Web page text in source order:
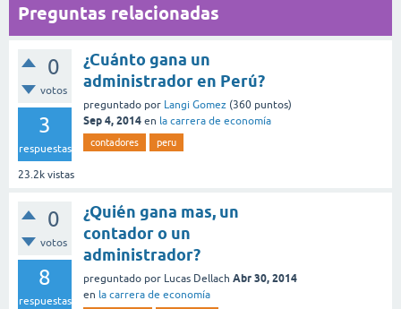
Preguntas relacionadas
0
votos
3
respuestas
23.2k vistas
¿Cuánto gana un
administrador en Perú?
preguntado por Langi Gomez (360 puntos)
Sep 4, 2014 en la carrera de economía
contadores peru
0
votos
8
respuestas
¿Quién gana mas, un
contador o un
administrador?
preguntado por Lucas Dellach Abr 30, 2014
en la carrera de economía